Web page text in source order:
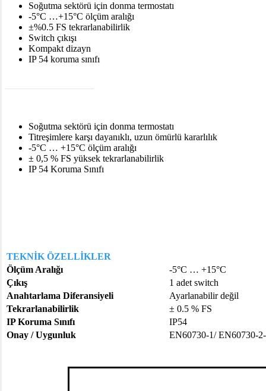
Soğutma sektörü için donma termostatı
-5°C …+15°C ölçüm aralığı
±%0.5 FS tekrarlanabilirlik
Switch çıkışı
Kompakt dizayn
IP 54 koruma sınıfı
Soğutma sektörü için donma termostatı
Titreşimlere karşı dayanıklı, uzun ömürlü kararlılık
-5°C … +15°C ölçüm aralığı
± 0,5 % FS yüksek tekrarlanabilirlik
IP 54 Koruma Sınıfı
TEKNİK ÖZELLİKLER
Ölçüm Aralığı
-5°C … +15°C
Çıkış
1 adet switch
Anahtarlama Diferansiyeli
Ayarlanabilir değil
Tekrarlanabilirlik
± 0.5 % FS
IP Koruma Sınıfı
IP54
Onay / Uygunluk
EN60730-1/ EN60730-